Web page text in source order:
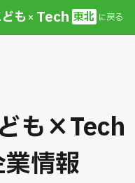
も × Tech 東北 に戻る
も×Tech
情報